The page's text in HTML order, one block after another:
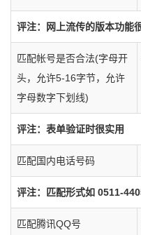
评注：网上流传的版本功能
匹配帐号是否合法(字母开
头，允许5-16字节，允许
字母数字下划线)
评注：表单验证时很实用
匹配国内电话号码
评注：匹配形式如 0511-
匹配腾讯QQ号